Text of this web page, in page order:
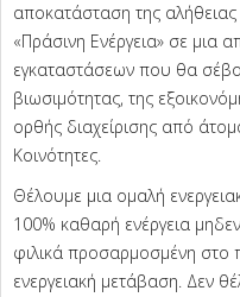
αποκατάσταση της
«Πράσινη Ενέργεια» σε μια
εγκαταστάσεων που θα
βιωσιμότητας, της
ορθής διαχείρισης από
Κοινότητες.
Θέλουμε μια ομαλή
100% καθαρή ενέργεια
φιλικά προσαρμοσμένη στο
ενεργειακή μετάβαση. Δεν